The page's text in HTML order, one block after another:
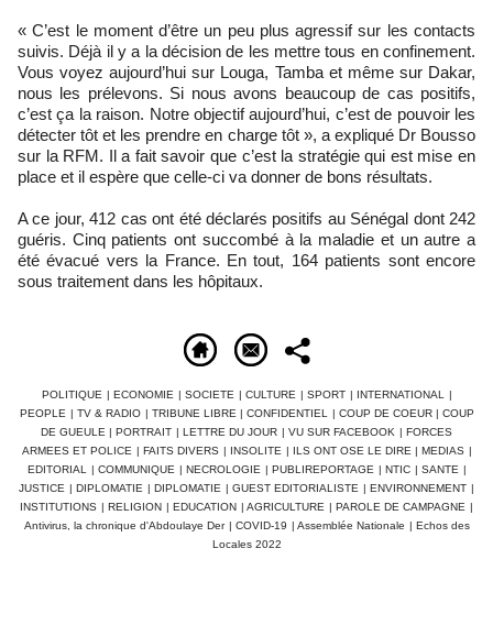
« C’est le moment d’être un peu plus agressif sur les contacts
suivis. Déjà il y a la décision de les mettre tous en confinement.
Vous voyez aujourd’hui sur Louga, Tamba et même sur Dakar,
nous les prélevons. Si nous avons beaucoup de cas positifs,
c’est ça la raison. Notre objectif aujourd’hui, c’est de pouvoir les
détecter tôt et les prendre en charge tôt », a expliqué Dr Bousso
sur la RFM. Il a fait savoir que c’est la stratégie qui est mise en
place et il espère que celle-ci va donner de bons résultats.
A ce jour, 412 cas ont été déclarés positifs au Sénégal dont 242
guéris. Cinq patients ont succombé à la maladie et un autre a
été évacué vers la France. En tout, 164 patients sont encore
sous traitement dans les hôpitaux.
POLITIQUE | ECONOMIE | SOCIETE | CULTURE | SPORT | INTERNATIONAL
|
PEOPLE | TV & RADIO | TRIBUNE LIBRE | CONFIDENTIEL | COUP DE COEUR | COUP
DE GUEULE | PORTRAIT | LETTRE DU JOUR | VU SUR FACEBOOK | FORCES
ARMEES ET POLICE | FAITS DIVERS | INSOLITE | ILS ONT OSE LE DIRE | MEDIAS |
EDITORIAL
| COMMUNIQUE | NECROLOGIE | PUBLIREPORTAGE | NTIC | SANTE |
JUSTICE | DIPLOMATIE | DIPLOMATIE | GUEST EDITORIALISTE | ENVIRONNEMENT |
INSTITUTIONS | RELIGION | EDUCATION | AGRICULTURE | PAROLE DE CAMPAGNE |
Antivirus, la chronique d'Abdoulaye Der | COVID-19 | Assemblée Nationale | Echos des
Locales 2022